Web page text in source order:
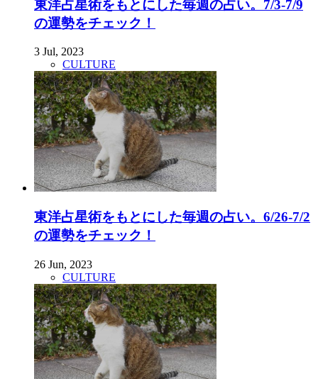
東洋占星術をもとにした毎週の占い。7/3-7/9
の運勢をチェック！
3 Jul, 2023
CULTURE
東洋占星術をもとにした毎週の占い。6/26-7/2
の運勢をチェック！
26 Jun, 2023
CULTURE